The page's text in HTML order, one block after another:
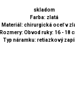
skladom
Farba: zlatá
Materiál: chirurgická oceľ v
Rozmery: Obvod ruky: 16 - 18
Typ náramku: retiazkový